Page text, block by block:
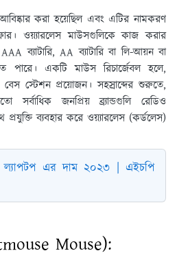
করা হয়েছিল এবং এটির নামকরণ
ওয়্যারলেস মাউসগুলিকে কাজ করার
ব্যাটারি, AA ব্যাটারি বা লি-আয়ন বা
পারে। একটি মাউস রিচার্জেবল হলে,
বেস স্টেশন প্রয়োজন। সহস্রাব্দের শুরুতে,
জনপ্রিয় ব্র্যান্ডগুলি রেডিও
ব্যবহার করে ওয়্যারলেস (কর্ডলেস)
ল্যাপটপ এর দাম ২০২৩ | এইচপি
Mouse):